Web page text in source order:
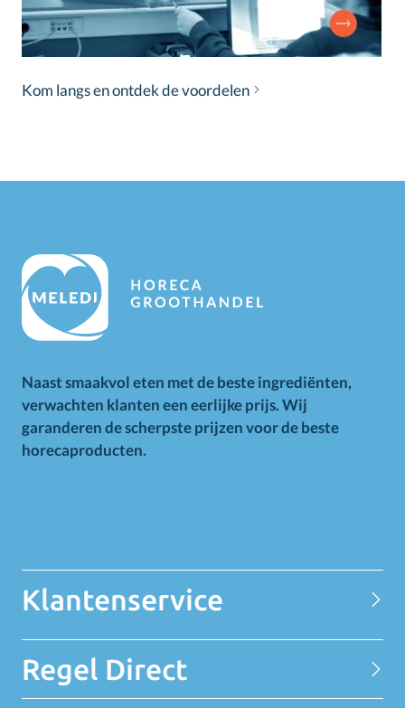
Kom langs en ontdek de voordelen
Naast smaakvol eten met de beste ingrediënten,
verwachten klanten een eerlijke prijs. Wij
garanderen de scherpste prijzen voor de beste
horecaproducten.
Klantenservice
Contact
Privacy Statement
Over MELEDI
Regel Direct